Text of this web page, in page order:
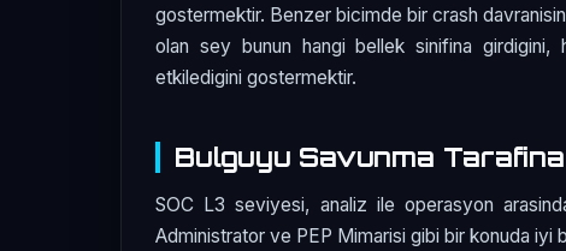
gostermektir. Benzer bicimde bir crash
olan sey bunun hangi bellek sinifina girdigini,
etkiledigini gostermektir.
Bulguyu Savunma
SOC L3 seviyesi, analiz ile operasyon
Administrator ve PEP Mimarisi gibi bir konuda iyi